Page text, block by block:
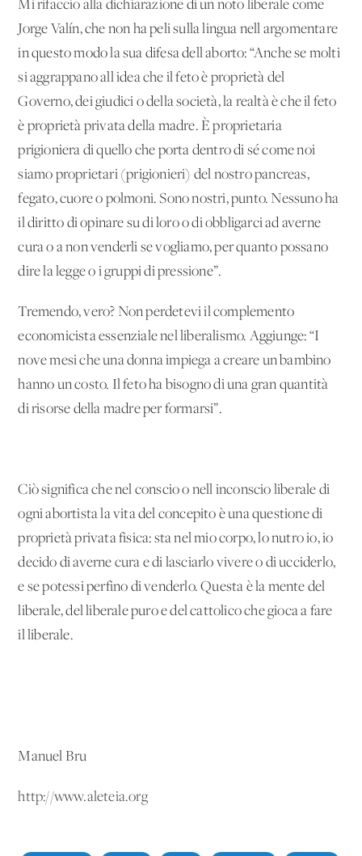
Mi rifaccio alla dichiarazione di un noto liberale come
Jorge Valín, che non ha peli sulla lingua nell'argomentare
in questo modo la sua difesa dell'aborto: “Anche se molti
si aggrappano all'idea che il feto è proprietà del
Governo, dei giudici o della società, la realtà è che il feto
è proprietà privata della madre. È proprietaria
prigioniera di quello che porta dentro di sé come noi
siamo proprietari (prigionieri) del nostro pancreas,
fegato, cuore o polmoni. Sono nostri, punto. Nessuno ha
il diritto di opinare su di loro o di obbligarci ad averne
cura o a non venderli se vogliamo, per quanto possano
dire la legge o i gruppi di pressione”.
Tremendo, vero? Non perdetevi il complemento
economicista essenziale nel liberalismo. Aggiunge: “I
nove mesi che una donna impiega a creare un bambino
hanno un costo. Il feto ha bisogno di una gran quantità
di risorse della madre per formarsi”.
Ciò significa che nel conscio o nell'inconscio liberale di
ogni abortista la vita del concepito è una questione di
proprietà privata fisica: sta nel mio corpo, lo nutro io, io
decido di averne cura e di lasciarlo vivere o di ucciderlo,
e se potessi perfino di venderlo. Questa è la mente del
liberale, del liberale puro e del cattolico che gioca a fare
il liberale.
Manuel Bru
http://www.aleteia.org